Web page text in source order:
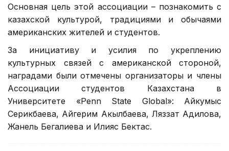
Основная цель этой ассоциации – познакомить с
казахской культурой, традициями и обычаями
американских жителей и студентов.
За инициативу и усилия по укреплению
культурных связей с американской стороной,
наградами были отмечены организаторы и члены
Ассоциации студентов Казахстана в
Университете «Penn State Global»: Айкумыс
Серикбаева, Айгерим Акылбаева, Ляззат Адилова,
Жанель Бегалиева и Илияс Бектас.